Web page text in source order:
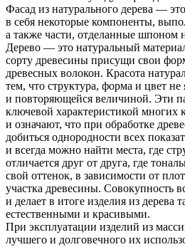
Фасад из натурального дерева —
в себя некоторые компоненты,
а также части, отделанные шпоном
Дерево — это натуральный
сорту древесины присущи свои
древесных волокон. Красота
тем, что структура, форма и цвет
и повторяющейся величиной. Эти
ключевой характеристикой многих
и означают, что при обработке
добиться однородности всех
и всегда можно найти места, где
отличается друг от друга, где
свой оттенок, в зависимости от
участка древесины. Совокупность
и делает в итоге изделия из
естественными и красивыми.
При эксплуатации изделий из
лучшего и долговечного их